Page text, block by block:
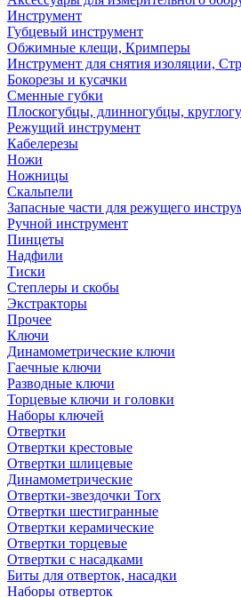
Инструмент
Губцевый инструмент
Обжимные клещи, Кримперы
Инструмент для снятия изоляции,
Бокорезы и кусачки
Сменные губки
Плоскогубцы, длинногубцы,
Режущий инструмент
Кабелерезы
Ножи
Ножницы
Скальпели
Запасные части для режущего
Ручной инструмент
Пинцеты
Надфили
Тиски
Степлеры и скобы
Экстракторы
Прочее
Ключи
Динамометрические ключи
Гаечные ключи
Разводные ключи
Торцевые ключи и головки
Наборы ключей
Отвертки
Отвертки крестовые
Отвертки шлицевые
Динамометрические
Отвертки-звездочки Torx
Отвертки шестигранные
Отвертки керамические
Отвертки торцевые
Отвертки с насадками
Биты для отверток, насадки
Наборы отверток